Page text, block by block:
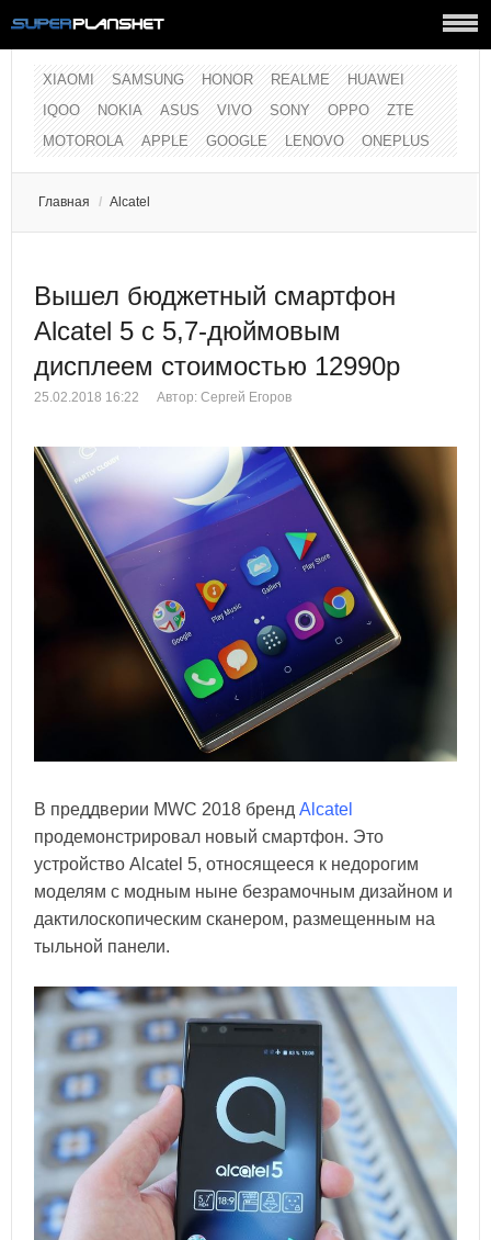
XIAOMI SAMSUNG HONOR REALME
HUAWEI
IQOO
NOKIA ASUS VIVO SONY OPPO
ZTE
MOTOROLA
APPLE GOOGLE LENOVO ONEPLUS
Главная / Alcatel
Вышел бюджетный смартфон
Alcatel 5 с 5,7-дюймовым
дисплеем стоимостью 12990р
25.02.2018 16:22 Автор: Сергей Егоров
В преддверии MWC 2018 бренд Alcatel
продемонстрировал новый смартфон. Это
устройство Alcatel 5, относящееся к недорогим
моделям с модным ныне безрамочным дизайном и
дактилоскопическим сканером, размещенным на
тыльной панели.